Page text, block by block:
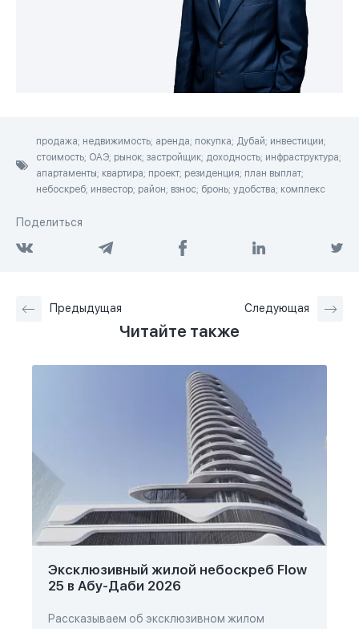
продажа; недвижимость; аренда; покупка; Дубай; инвестиции;
стоимость; ОАЭ; рынок; застройщик; доходность; инфраструктура;
апартаменты; квартира; проект; резиденция; план выплат;
небоскреб; инвестор; район; взнос; бронь; удобства; комплекс
Поделиться
Предыдущая Следующая
Читайте также
Эксклюзивный жилой небоскреб Flow
25 в Абу-Даби 2026
Рассказываем об эксклюзивном жилом